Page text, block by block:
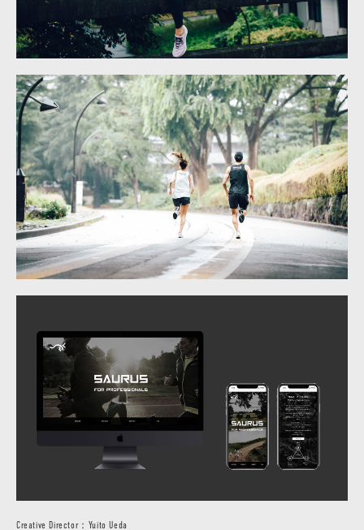
Creative Director：Yuito Ueda